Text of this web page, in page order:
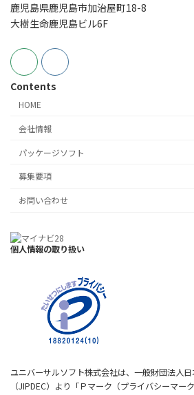
鹿児島県鹿児島市加治屋町18-8
大樹生命鹿児島ビル6F
Contents
HOME
会社情報
パッケージソフト
募集要項
お問い合わせ
個人情報の取り扱い
ユニバーサルソフト株式会社は、一般財団法人
（JIPDEC）より「Ｐマーク（プライバシーマー